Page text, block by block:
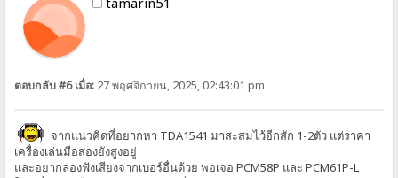
ตอบกลับ #6 เมื่อ: 27 พฤศจิกายน, 2025, 02:43:01 pm
จากแนวคิดที่อยากหา TDA1541 มาสะสมไว้อีกสัก 1-2ตัว แต่ราคา
เครื่องเล่นมือสองยังสูงอยู่
และอยากลองฟังเสียงจากเบอร์อื่นด้วย พอเจอ PCM58P และ PCM61P-L